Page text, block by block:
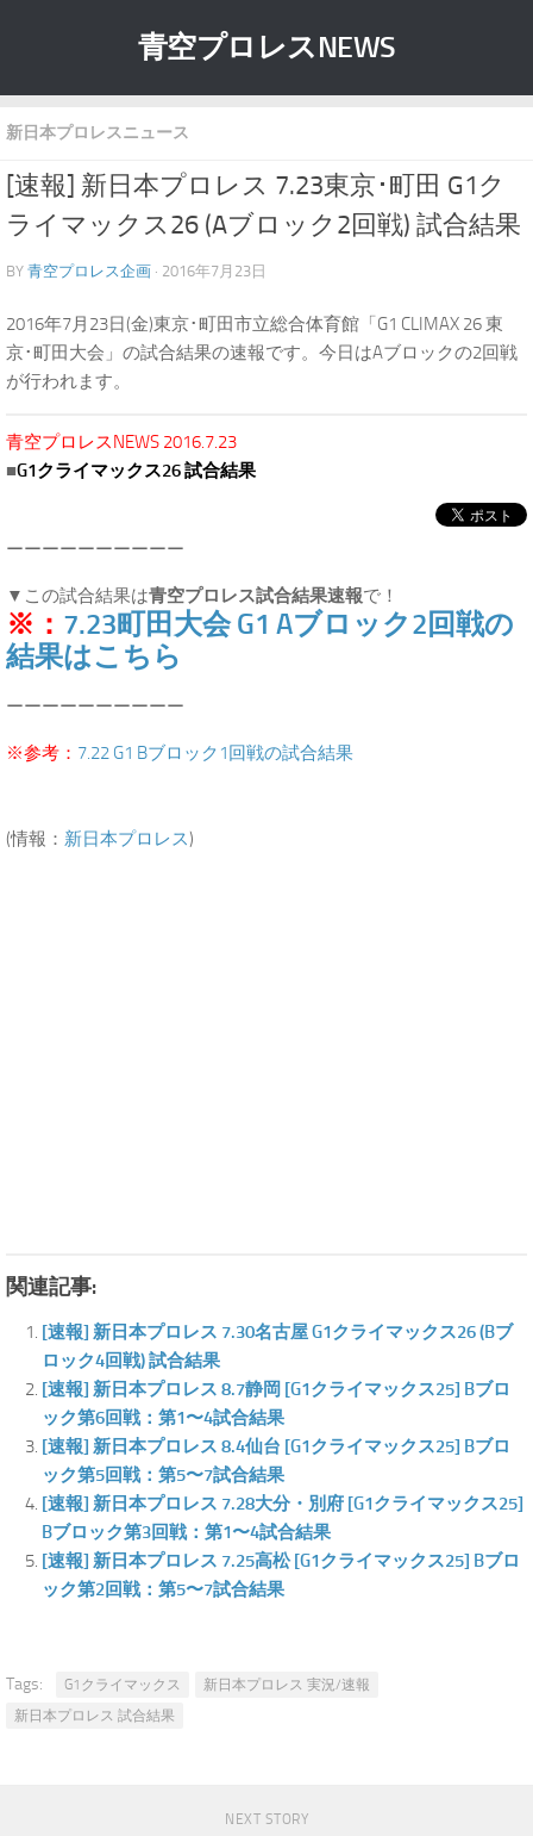
青空プロレスNEWS
新日本プロレスニュース
[速報] 新日本プロレス 7.23東京･町田 G1ク
ライマックス26 (Aブロック2回戦) 試合結果
BY 青空プロレス企画 · 2016年7月23日
2016年7月23日(金)東京･町田市立総合体育館「G1 CLIMAX 26 東
京･町田大会」の試合結果の速報です。今日はAブロックの2回戦
が行われます。
青空プロレスNEWS 2016.7.23
■G1クライマックス26 試合結果
ーーーーーーーーーー
▼この試合結果は青空プロレス試合結果速報で！
※： 7.23町田大会 G1 Aブロック2回戦の
結果はこちら
ーーーーーーーーーー
※参考： 7.22 G1 Bブロック1回戦の試合結果
(情報： 新日本プロレス)
関連記事:
[速報] 新日本プロレス 7.30名古屋 G1クライマックス26 (Bブ
ロック4回戦) 試合結果
[速報] 新日本プロレス 8.7静岡 [G1クライマックス25] Bブロ
ック第6回戦：第1〜4試合結果
[速報] 新日本プロレス 8.4仙台 [G1クライマックス25] Bブロ
ック第5回戦：第5〜7試合結果
[速報] 新日本プロレス 7.28大分・別府 [G1クライマックス25]
Bブロック第3回戦：第1〜4試合結果
[速報] 新日本プロレス 7.25高松 [G1クライマックス25] Bブロ
ック第2回戦：第5〜7試合結果
Tags: G1クライマックス
新日本プロレス 実況/速報
新日本プロレス 試合結果
NEXT STORY